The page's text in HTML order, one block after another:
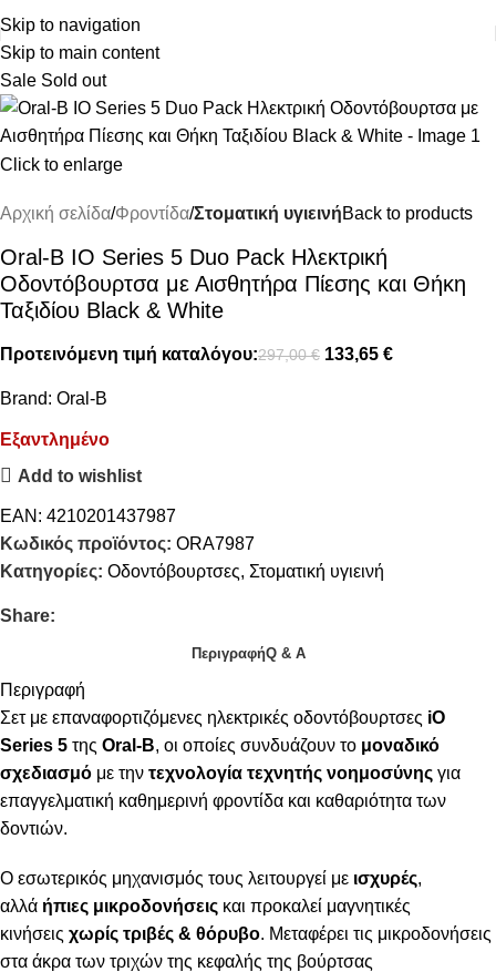
Skip to navigation
Skip to main content
ΔΩΡΕΑΝ ΜΕΤΑΦΟΡΙΚΑ ΑΝΩ ΤΩΝ 45€
Sale Sold out
Click to enlarge
Αρχική σελίδα Φροντίδα Στοματική υγιεινήBack to products
Oral-B IO Series 5 Duo Pack Ηλεκτρική
Οδοντόβουρτσα με Αισθητήρα Πίεσης και Θήκη
Ταξιδίου Black & White
Προτεινόμενη τιμή καταλόγου:297,00€ 133,65 €
Brand: Oral-B
Εξαντλημένο
Add to wishlist
EAN: 4210201437987
Κωδικός προϊόντος: ORA7987
Κατηγορίες: Οδοντόβουρτσες, Στοματική υγιεινή
Share:
ΠεριγραφήQ & A
Περιγραφή
Σετ με επαναφορτιζόμενες ηλεκτρικές οδοντόβουρτσες iO
Series 5 της Oral-B, οι οποίες συνδυάζουν το μοναδικό
σχεδιασμό με την τεχνολογία τεχνητής νοημοσύνης για
επαγγελματική καθημερινή φροντίδα και καθαριότητα των
δοντιών.
Ο εσωτερικός μηχανισμός τους λειτουργεί με ισχυρές,
αλλά ήπιες μικροδονήσεις και προκαλεί μαγνητικές
κινήσεις χωρίς τριβές & θόρυβο. Μεταφέρει τις μικροδονήσεις
στα άκρα των τριχών της κεφαλής της βούρτσας